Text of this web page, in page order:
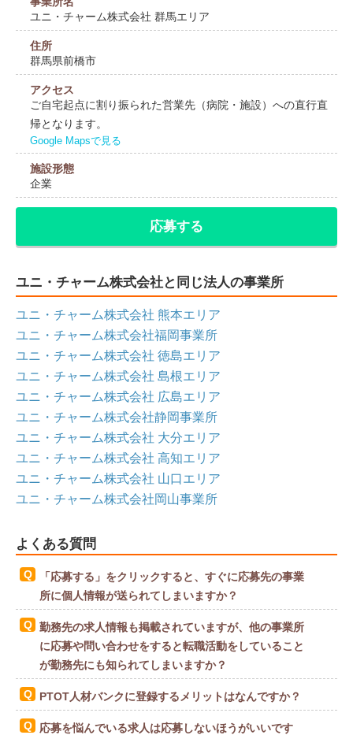
ユニ・チャーム株式会社 群馬エリア
住所
群馬県前橋市
アクセス
ご自宅起点に割り振られた営業先（病院・施設）への直行直
帰となります。
Google Mapsで見る
施設形態
企業
応募する
ユニ・チャーム株式会社と同じ法人の事業所
ユニ・チャーム株式会社 熊本エリア
ユニ・チャーム株式会社福岡事業所
ユニ・チャーム株式会社 徳島エリア
ユニ・チャーム株式会社 島根エリア
ユニ・チャーム株式会社 広島エリア
ユニ・チャーム株式会社静岡事業所
ユニ・チャーム株式会社 大分エリア
ユニ・チャーム株式会社 高知エリア
ユニ・チャーム株式会社 山口エリア
ユニ・チャーム株式会社岡山事業所
よくある質問
「応募する」をクリックすると、すぐに応募先の事業
所に個人情報が送られてしまいますか？
勤務先の求人情報も掲載されていますが、他の事業所
に応募や問い合わせをすると転職活動をしていること
が勤務先にも知られてしまいますか？
PTOT人材バンクに登録するメリットはなんですか？
応募を悩んでいる求人は応募しないほうがいいです